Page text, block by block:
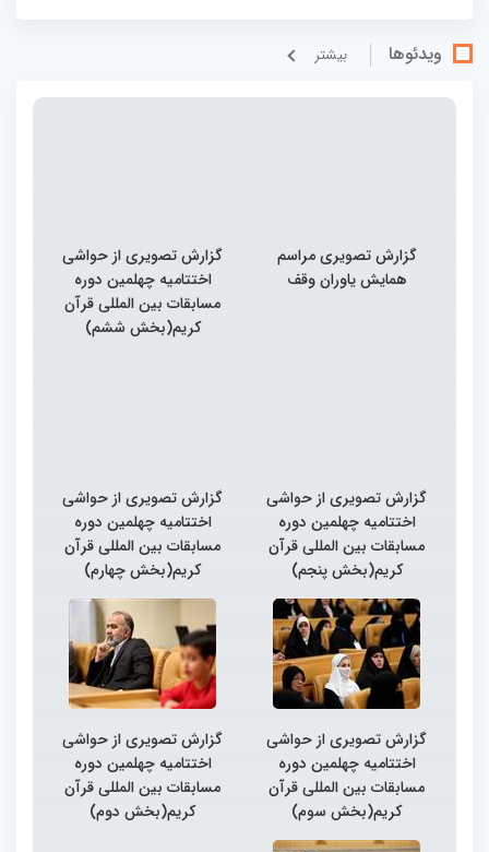
ویدئوها بيشتر
گزارش تصویری مراسم
همایش یاوران وقف
گزارش تصویری از حواشی
اختتامیه چهلمین دوره
مسابقات بین المللی قرآن
کریم(بخش ششم)
گزارش تصویری از حواشی
اختتامیه چهلمین دوره
مسابقات بین المللی قرآن
کریم(بخش پنجم)
گزارش تصویری از حواشی
اختتامیه چهلمین دوره
مسابقات بین المللی قرآن
کریم(بخش چهارم)
گزارش تصویری از حواشی
اختتامیه چهلمین دوره
مسابقات بین المللی قرآن
کریم(بخش سوم)
گزارش تصویری از حواشی
اختتامیه چهلمین دوره
مسابقات بین المللی قرآن
کریم(بخش دوم)